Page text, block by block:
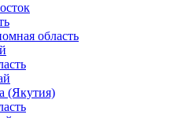
область
(Якутия)